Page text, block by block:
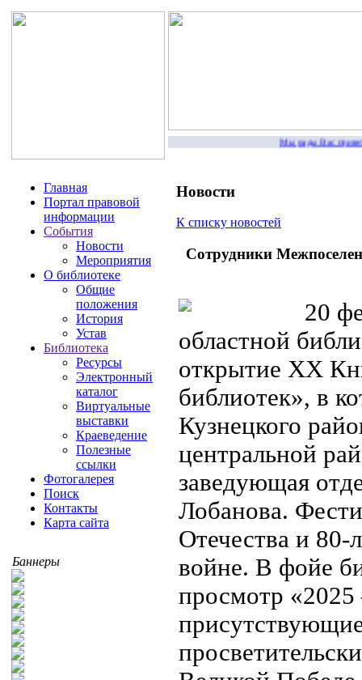
Мы рады Вас
Главная
Портал правовой
информации
События
Новости
Мероприятия
О библиотеке
Общие
положения
История
Устав
Библиотека
Ресурсы
Электронный
каталог
Виртуальные
выставки
Краеведение
Полезные
ссылки
Фотогалерея
Поиск
Контакты
Карта сайта
Баннеры
Новости
К списку новостей
Сотрудники
20
областной
открытие XX
библиотек», в
Кузнецкого
центральной
заведующая
Лобанова.
Отечества и
войне. В фойе
просмотр «2025